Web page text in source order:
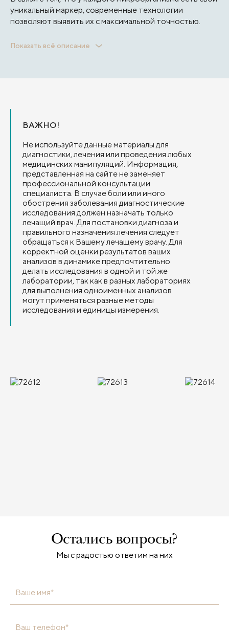
уникальный маркер, современные технологии
позволяют выявить их с максимальной точностью.
Показать всё описание
ВАЖНО!
Не используйте данные материалы для
диагностики, лечения или проведения любых
медицинских манипуляций. Информация,
представленная на сайте не заменяет
профессиональной консультации
специалиста. В случае боли или иного
обострения заболевания диагностические
исследования должен назначать только
лечащий врач. Для постановки диагноза и
правильного назначения лечения следует
обращаться к Вашему лечащему врачу. Для
корректной оценки результатов ваших
анализов в динамике предпочтительно
делать исследования в одной и той же
лаборатории, так как в разных лабораториях
для выполнения одноименных анализов
могут применяться разные методы
исследования и единицы измерения.
Остались вопросы?
Мы с радостью ответим на них
Ваше имя*
Ваш телефон*